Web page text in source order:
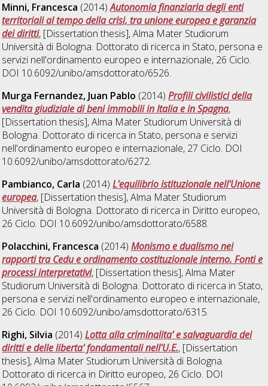
Minni, Francesca (2014)Autonomia finanziaria degli enti
territoriali al tempo della crisi, tra unione europea e garanzia
dei diritti, [Dissertation thesis], Alma Mater Studiorum
Università di Bologna. Dottorato di ricerca in Stato, persona e
servizi nell'ordinamento europeo e internazionale, 26 Ciclo.
DOI 10.6092/unibo/amsdottorato/6526.
Murga Fernandez, Juan Pablo (2014)Profili civilistici della
vendita giudiziale di beni immobili in Italia e in Spagna,
[Dissertation thesis], Alma Mater Studiorum Università di
Bologna. Dottorato di ricerca in Stato, persona e servizi
nell'ordinamento europeo e internazionale, 27 Ciclo. DOI
10.6092/unibo/amsdottorato/6272.
Pambianco, Carla (2014)L'equilibrio istituzionale nell'Unione
europea, [Dissertation thesis], Alma Mater Studiorum
Università di Bologna. Dottorato di ricerca in Diritto europeo,
26 Ciclo. DOI 10.6092/unibo/amsdottorato/6588.
Polacchini, Francesca (2014)Monismo e dualismo nei
rapporti tra Cedu e ordinamento costituzionale interno. Fonti e
processi interpretativi, [Dissertation thesis], Alma Mater
Studiorum Università di Bologna. Dottorato di ricerca in Stato,
persona e servizi nell'ordinamento europeo e internazionale,
26 Ciclo. DOI 10.6092/unibo/amsdottorato/6315.
Righi, Silvia (2014)Lotta alla criminalita' e salvaguardia dei
diritti e delle liberta' fondamentali nell'U.E., [Dissertation
thesis], Alma Mater Studiorum Università di Bologna.
Dottorato di ricerca in Diritto europeo, 26 Ciclo. DOI